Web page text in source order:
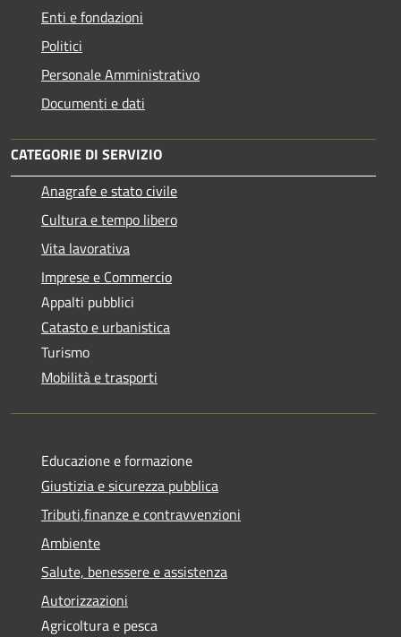
Enti e fondazioni
Politici
Personale Amministrativo
Documenti e dati
CATEGORIE DI SERVIZIO
Anagrafe e stato civile
Cultura e tempo libero
Vita lavorativa
Imprese e Commercio
Appalti pubblici
Catasto e urbanistica
Turismo
Mobilità e trasporti
Educazione e formazione
Giustizia e sicurezza pubblica
Tributi,finanze e contravvenzioni
Ambiente
Salute, benessere e assistenza
Autorizzazioni
Agricoltura e pesca